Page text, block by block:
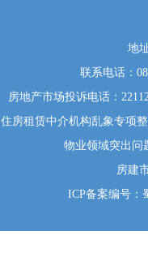
地
联系电话：
房地产市场投诉电话：
住房租赁中介机构乱象专项
物业领域突出问
房建
ICP备案编号：